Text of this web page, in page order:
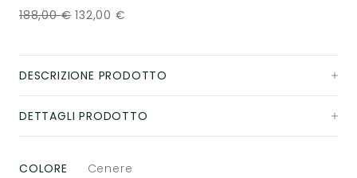
188,00€ 132,00 €
DESCRIZIONE PRODOTTO
DETTAGLI PRODOTTO
COLORE Cenere